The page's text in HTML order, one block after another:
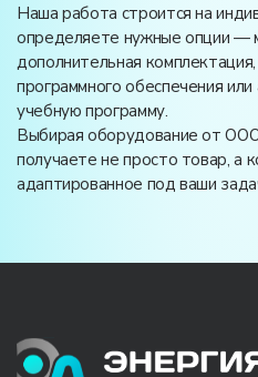
Наша работа строится на
определяете нужные опции —
дополнительная
программного обеспечения
учебную программу.
Выбирая оборудование от
получаете не просто товар, а
адаптированное под ваши